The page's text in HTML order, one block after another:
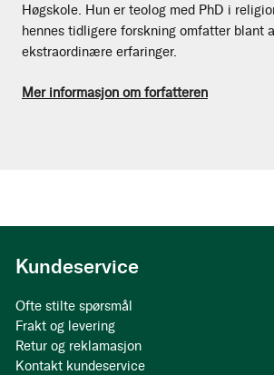
Høgskole. Hun er teolog med PhD i
hennes tidligere forskning omfatter blant
ekstraordinære erfaringer.
Mer informasjon om forfatteren
Kundeservice
Ofte stilte spørsmål
Frakt og levering
Retur og reklamasjon
Kontakt kundeservice